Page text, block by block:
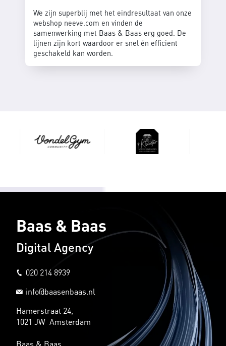
We zijn superblij met het eindresultaat van onze
webshop neeve.com en vinden de
samenwerking met Baas & Baas erg goed. De
lijnen zijn kort waardoor er snel én efficient
geschakeld kan worden.
Baas & Baas
Digital Agency
020 214 8939
info@baasenbaas.nl
Hamerstraat 24,
1021 JW Amsterdam